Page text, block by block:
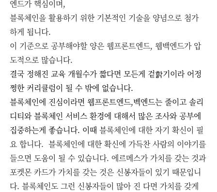
엔드가 핵심이며,
블록체인을 활용하기 위한 기본적인 기술을 양념으로 첨가
하게 됩니다.
이 기준으로 공부해야할 양은 웹프론트엔드, 웹백엔드가 압
도적으로 많습니다.
결국 정해진 교육 개월수가 짧다면 모든게 겉핡기이라 어정
쩡한 커리큘럼이 될 수 밖에 없습니다.
블록체인에 진심이라면 웹프론트엔드,벡엔드는 줄이고 솔리
디티와 블록체인 서비스 환경에 대해서 많은 조사와 공부에
집중하는게 좋습니다. 이때 블록체인에 대한 자기 확신이 필
요 합니다. 블록체인에 대한 확신에 가득찬 사람의 이야기를
들으면 도움이 될 수 있습니다. 에르메스가 가치를 갖는 것과
포켓몬 카드가 가치를 갖는 것은 신봉자들이 있기 때문입니
다. 블록체인도 그런 신봉자들이 많아 진 다면 가치를 갖게